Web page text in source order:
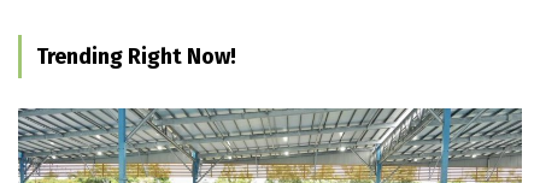
Trending Right Now!